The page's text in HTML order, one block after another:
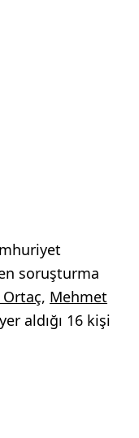
soruşturma
Ortaç, Mehmet
aldığı 16 kişi